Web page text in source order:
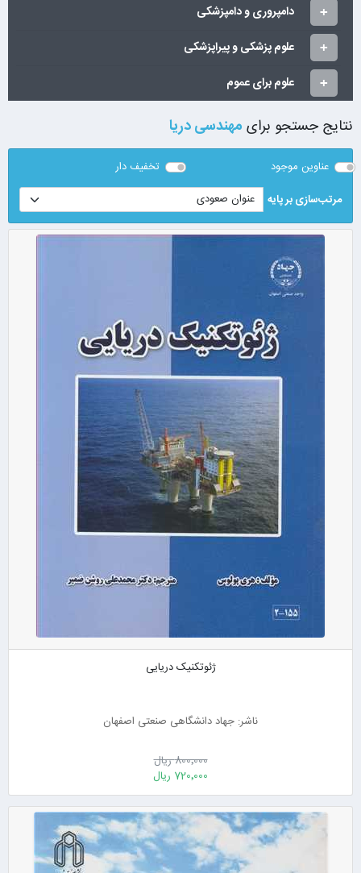
دامپروری و دامپزشکی
علوم پزشکی و پیراپزشکی
علوم برای عموم
نتایج جستجو برای مهندسی دریا
عناوین موجود
تخفیف دار
مرتب‌سازی بر پایه
ژئوتکنیک دریایی
ناشر: جهاد دانشگاهی صنعتی اصفهان
800٬000 ریال
720٬000 ریال